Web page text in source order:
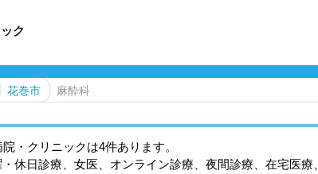
ク
花巻市 麻酔科
・クリニックは4件あります。
休日診療、女医、オンライン診療、夜間診療、在宅医